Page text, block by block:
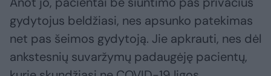
gydytojus beldžiasi, nes apsunko patekimas
net pas šeimos gydytoją. Jie apkrauti, nes dėl
ankstesnių suvaržymų padaugėję pacientų,